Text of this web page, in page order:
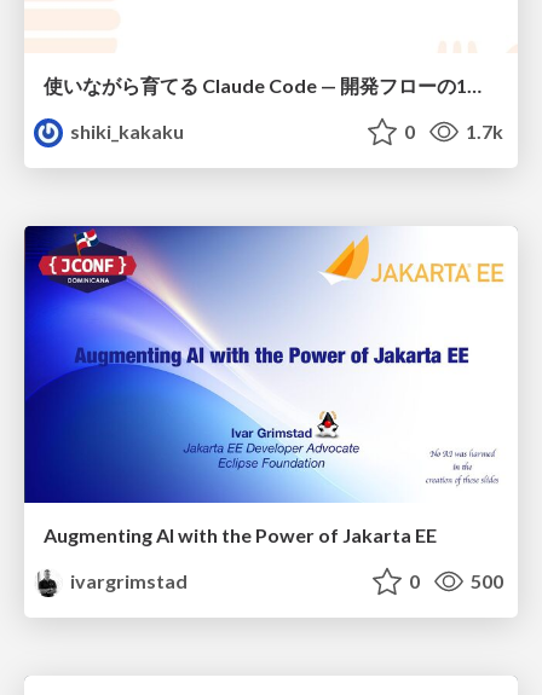
shiki_kakaku
0 1.7k
Augmenting AI with the Power of Jakarta EE
ivargrimstad
0 500